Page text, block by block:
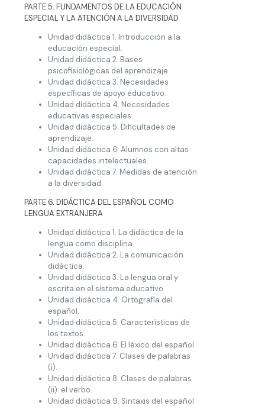
PARTE 5. FUNDAMENTOS DE LA EDUCACIÓN
ESPECIAL Y LA ATENCIÓN A LA DIVERSIDAD
Unidad didáctica 1. Introducción a la
educación especial.
Unidad didáctica 2. Bases
psicofisiológicas del aprendizaje.
Unidad didáctica 3. Necesidades
específicas de apoyo educativo.
Unidad didáctica 4. Necesidades
educativas especiales.
Unidad didáctica 5. Dificultades de
aprendizaje.
Unidad didáctica 6. Alumnos con altas
capacidades intelectuales.
Unidad didáctica 7. Medidas de atención
a la diversidad.
PARTE 6. DIDÁCTICA DEL ESPAÑOL COMO
LENGUA EXTRANJERA
Unidad didáctica 1. La didáctica de la
lengua como disciplina.
Unidad didáctica 2. La comunicación
didáctica.
Unidad didáctica 3. La lengua oral y
escrita en el sistema educativo.
Unidad didáctica 4. Ortografía del
español.
Unidad didáctica 5. Características de
los textos.
Unidad didáctica 6. El léxico del español.
Unidad didáctica 7. Clases de palabras
(i).
Unidad didáctica 8. Clases de palabras
(ii): el verbo.
Unidad didáctica 9. Sintaxis del español.